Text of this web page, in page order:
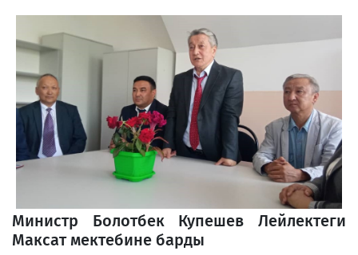
Министр Болотбек Купешев Лейлектеги
Максат мектебине барды